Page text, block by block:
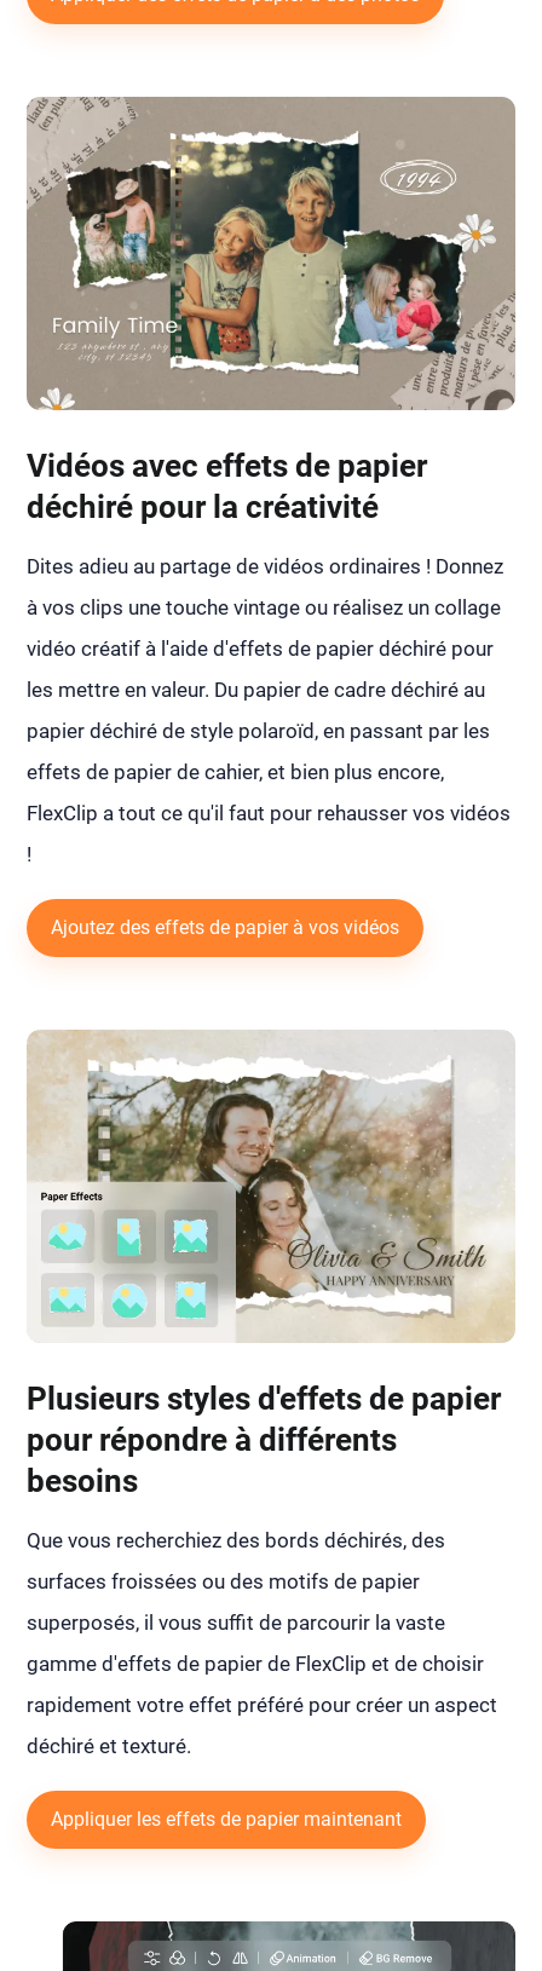
Vidéos avec effets de papier
déchiré pour la créativité
Dites adieu au partage de vidéos ordinaires ! Donnez
à vos clips une touche vintage ou réalisez un collage
vidéo créatif à l'aide d'effets de papier déchiré pour
les mettre en valeur. Du papier de cadre déchiré au
papier déchiré de style polaroïd, en passant par les
effets de papier de cahier, et bien plus encore,
FlexClip a tout ce qu'il faut pour rehausser vos vidéos
!
Ajoutez des effets de papier à vos vidéos
Plusieurs styles d'effets de papier
pour répondre à différents
besoins
Que vous recherchiez des bords déchirés, des
surfaces froissées ou des motifs de papier
superposés, il vous suffit de parcourir la vaste
gamme d'effets de papier de FlexClip et de choisir
rapidement votre effet préféré pour créer un aspect
déchiré et texturé.
Appliquer les effets de papier maintenant